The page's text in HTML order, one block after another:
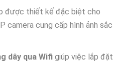
được thiết kế đặc biệt cho
camera cung cấp hình ảnh sắc
dây qua Wifi giúp việc lắp đặt